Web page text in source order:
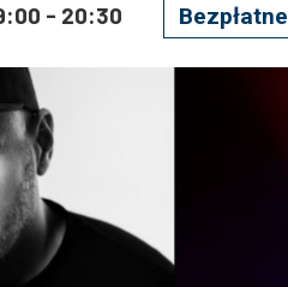
- 20:30 Bezpłatne